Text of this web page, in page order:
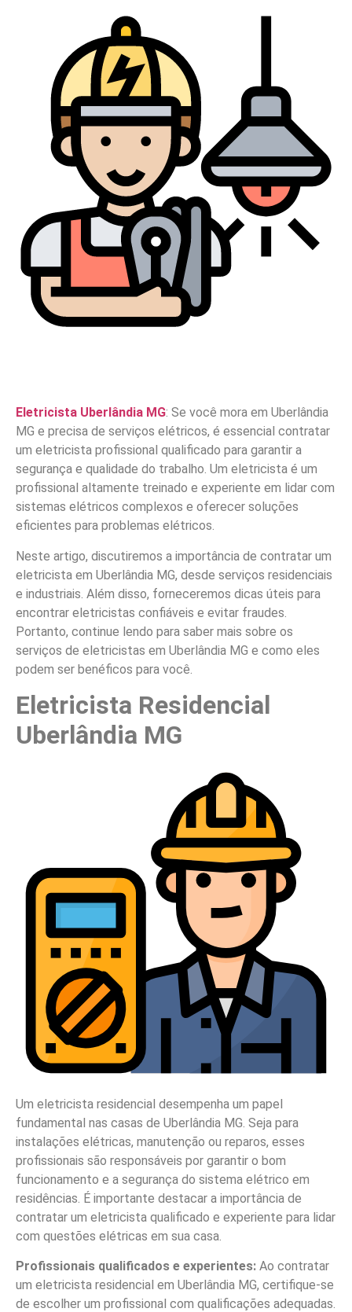
Eletricista Uberlândia MG: Se você mora em Uberlândia
MG e precisa de serviços elétricos, é essencial contratar
um eletricista profissional qualificado para garantir a
segurança e qualidade do trabalho. Um eletricista é um
profissional altamente treinado e experiente em lidar com
sistemas elétricos complexos e oferecer soluções
eficientes para problemas elétricos.
Neste artigo, discutiremos a importância de contratar um
eletricista em Uberlândia MG, desde serviços residenciais
e industriais. Além disso, forneceremos dicas úteis para
encontrar eletricistas confiáveis e evitar fraudes.
Portanto, continue lendo para saber mais sobre os
serviços de eletricistas em Uberlândia MG e como eles
podem ser benéficos para você.
Eletricista Residencial
Uberlândia MG
Um eletricista residencial desempenha um papel
fundamental nas casas de Uberlândia MG. Seja para
instalações elétricas, manutenção ou reparos, esses
profissionais são responsáveis por garantir o bom
funcionamento e a segurança do sistema elétrico em
residências. É importante destacar a importância de
contratar um eletricista qualificado e experiente para lidar
com questões elétricas em sua casa.
Profissionais qualificados e experientes: Ao contratar
um eletricista residencial em Uberlândia MG, certifique-se
de escolher um profissional com qualificações adequadas.